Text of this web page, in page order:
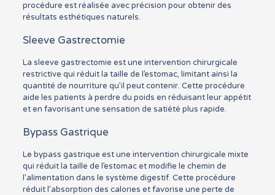
procédure est réalisée avec précision pour obtenir des
résultats esthétiques naturels.
Sleeve Gastrectomie
La sleeve gastrectomie est une intervention chirurgicale
restrictive qui réduit la taille de l’estomac, limitant ainsi la
quantité de nourriture qu’il peut contenir. Cette procédure
aide les patients à perdre du poids en réduisant leur appétit
et en favorisant une sensation de satiété plus rapide.
Bypass Gastrique
Le bypass gastrique est une intervention chirurgicale mixte
qui réduit la taille de l’estomac et modifie le chemin de
l’alimentation dans le système digestif. Cette procédure
réduit l’absorption des calories et favorise une perte de